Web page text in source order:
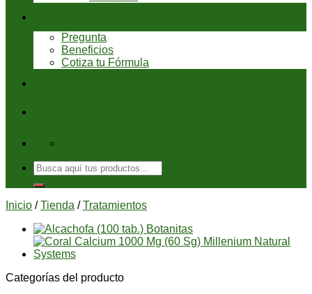
Pregunta
Beneficios
Cotiza tu Fórmula
Buscar
por:
Inicio / Tienda / Tratamientos
Categorías del producto